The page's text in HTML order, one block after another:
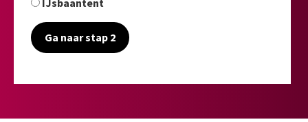
Ga naar stap 2